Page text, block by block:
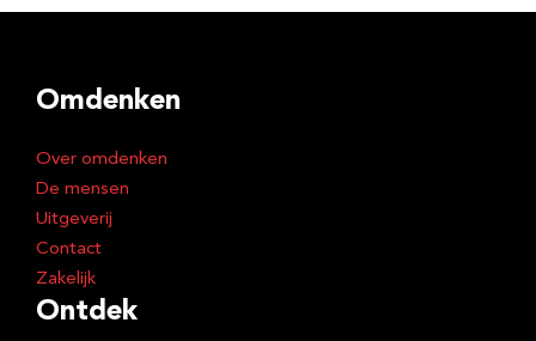
Omdenken
Over omdenken
De mensen
Uitgeverij
Contact
Zakelijk
Ontdek